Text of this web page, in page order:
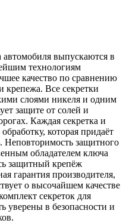
автомобиля выпускаются в
технологиям
качество по сравнению
крепежа. Все секретки
слоями никеля и одним
защите от солей и
Каждая секретка и
которая придаёт
Неповторимость защитного
обладателем ключа
защитный крепёж
гарантия производителя,
о высочайшем качестве
секреток для
уверены в безопасности и